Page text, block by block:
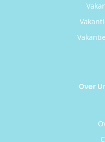
Over